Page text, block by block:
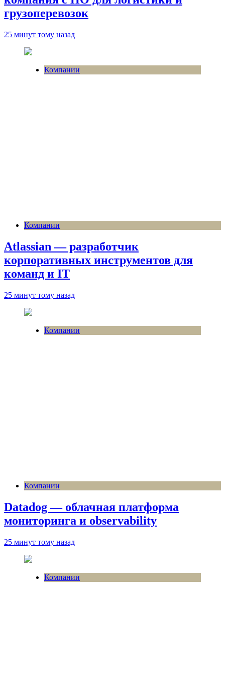
грузоперевозок
25 минут тому назад
Компании
Компании
Atlassian — разработчик
корпоративных инструментов для
команд и IT
25 минут тому назад
Компании
Компании
Datadog — облачная платформа
мониторинга и observability
25 минут тому назад
Компании